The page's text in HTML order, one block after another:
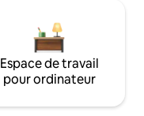
Espace de travail
pour ordinateur